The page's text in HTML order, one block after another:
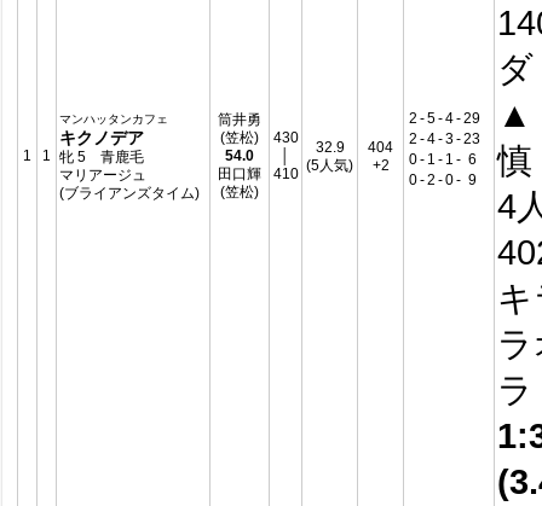
1 1
マンハッタンカフェ
キクノデア
牝 5 青鹿毛
マリアージュ
(ブライアンズタイム)
筒井勇
(笠松)
54.0
田口輝
(笠松)
430
410
32.9
(5人気)
404
+2
2 -5-4-29
2 -4-3-23
0- 1 - 1 - 6
0-2 -0- 9
▲
4
ラ